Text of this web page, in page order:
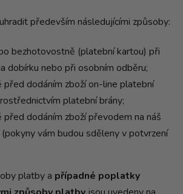
především následujícími způsoby:
bezhotovostně (platební kartou) při
dobírku nebo při osobním odběru;
dodáním zboží on-line platební
platební brány;
dodáním zboží převodem na náš
vám budou sděleny v potvrzení
platby a případné poplatky